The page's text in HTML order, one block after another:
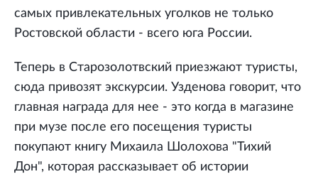
самых привлекательных уголков не только
Ростовской области - всего юга России.
Теперь в Старозолотвский приезжают туристы,
сюда привозят экскурсии. Узденова говорит, что
главная награда для нее - это когда в магазине
при музе после его посещения туристы
покупают книгу Михаила Шолохова "Тихий
Дон", которая рассказывает об истории